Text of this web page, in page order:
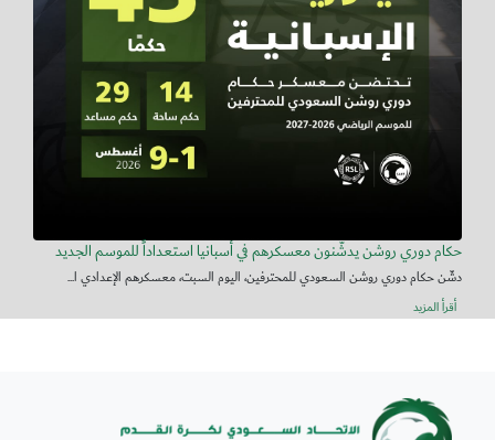
حكام دوري روشن يدشّنون معسكرهم في أسبانيا استعداداً للموسم الجديد
دشّن حكام دوري روشن السعودي للمحترفين، اليوم السبت، معسكرهم الإعدادي ا...
أقرأ المزيد